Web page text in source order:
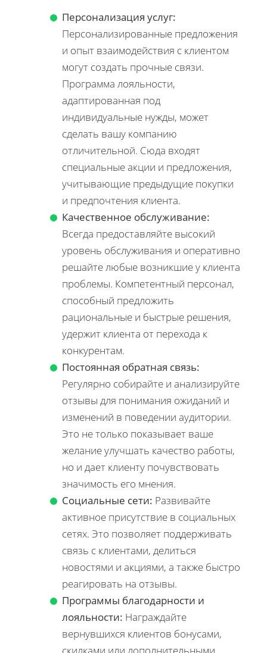
Персонализация услуг:
Персонализированные предложения
и опыт взаимодействия с клиентом
могут создать прочные связи.
Программа лояльности,
адаптированная под
индивидуальные нужды, может
сделать вашу компанию
отличительной. Сюда входят
специальные акции и предложения,
учитывающие предыдущие покупки
и предпочтения клиента.
Качественное обслуживание:
Всегда предоставляйте высокий
уровень обслуживания и оперативно
решайте любые возникшие у клиента
проблемы. Компетентный персонал,
способный предложить
рациональные и быстрые решения,
удержит клиента от перехода к
конкурентам.
Постоянная обратная связь:
Регулярно собирайте и анализируйте
отзывы для понимания ожиданий и
изменений в поведении аудитории.
Это не только показывает ваше
желание улучшать качество работы,
но и дает клиенту почувствовать
значимость его мнения.
Социальные сети: Развивайте
активное присутствие в социальных
сетях. Это позволяет поддерживать
связь с клиентами, делиться
новостями и акциями, а также быстро
реагировать на отзывы.
Программы благодарности и
лояльности: Награждайте
вернувшихся клиентов бонусами,
скидками или дополнительными